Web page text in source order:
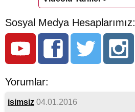
Sosyal Medya Hesaplarımız:
Yorumlar:
isimsiz 04.01.2016